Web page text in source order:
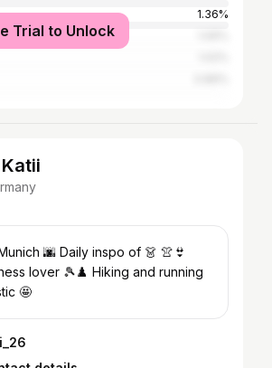
1.36%
Trial to Unlock
Katii
inspo of 👗 👚👙
lover 🎾♟️ Hiking and running
🤩